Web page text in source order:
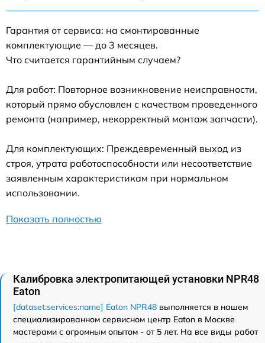
Гарантия от сервиса: на смонтированные
комплектующие — до 3 месяцев.
Что считается гарантийным случаем?
Для работ: Повторное возникновение неисправности,
который прямо обусловлен с качеством проведенного
ремонта (например, некорректный монтаж запчасти).
Для комплектующих: Преждевременный выход из
строя, утрата работоспособности или несоответствие
заявленным характеристикам при нормальном
использовании.
Показать полностью
Калибровка электропитающей установки NPR48
Eaton
[dataset:services:name] Eaton NPR48 выполняется в нашем
специализированном сервисном центр Eaton в Москве
мастерами с огромным опытом - от 5 лет. На все виды работ